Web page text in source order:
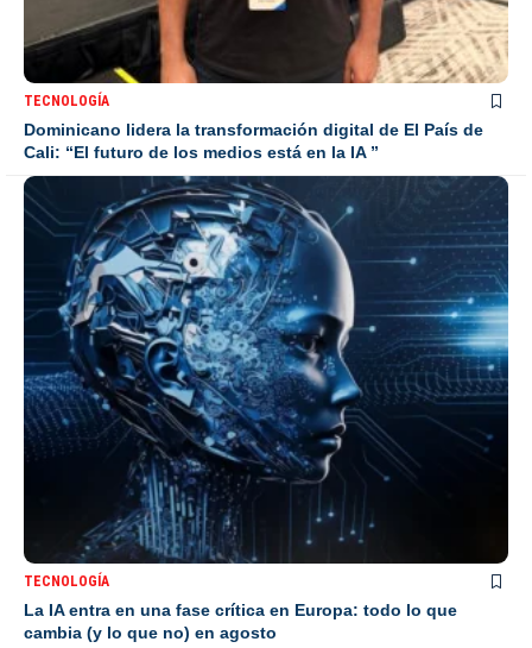
TECNOLOGÍA
Dominicano lidera la transformación digital de El País de
Cali: “El futuro de los medios está en la IA ”
TECNOLOGÍA
La IA entra en una fase crítica en Europa: todo lo que
cambia (y lo que no) en agosto